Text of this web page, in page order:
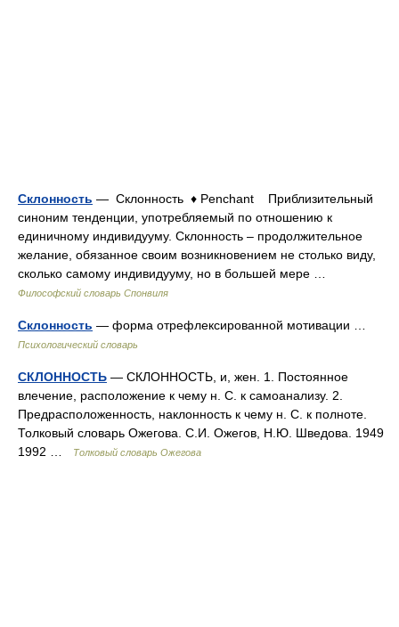
Склонность — Склонность ♦ Penchant Приблизительный
синоним тенденции, употребляемый по отношению к
единичному индивидууму. Склонность – продолжительное
желание, обязанное своим возникновением не столько виду,
сколько самому индивидууму, но в большей мере …
Философский словарь Спонвиля
Склонность — форма отрефлексированной мотивации …
Психологический словарь
СКЛОННОСТЬ — СКЛОННОСТЬ, и, жен. 1. Постоянное
влечение, расположение к чему н. С. к самоанализу. 2.
Предрасположенность, наклонность к чему н. С. к полноте.
Толковый словарь Ожегова. С.И. Ожегов, Н.Ю. Шведова. 1949
1992 …
Толковый словарь Ожегова